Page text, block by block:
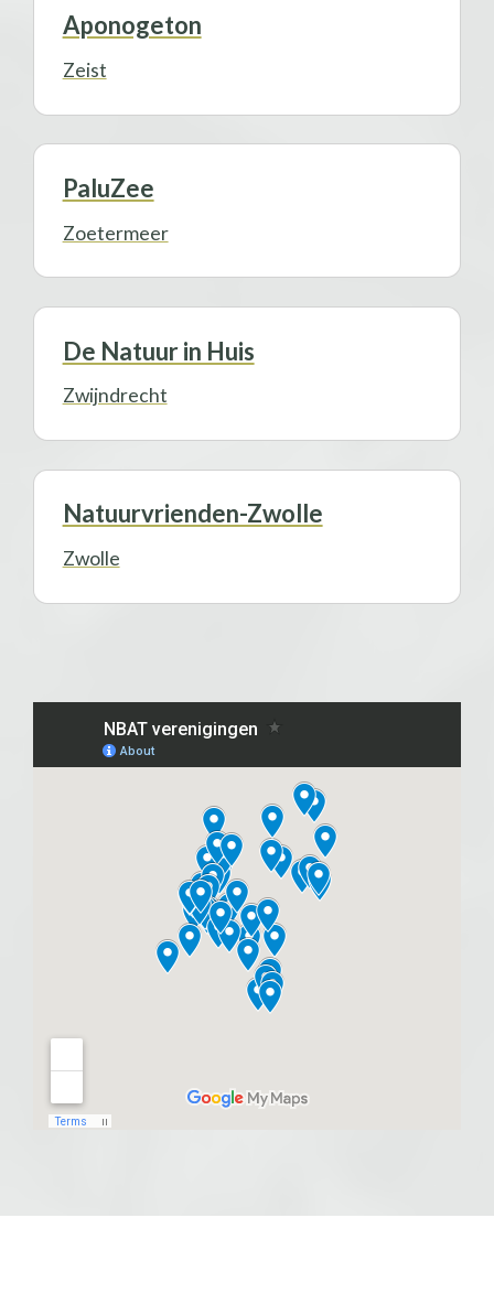
Aponogeton
Zeist
PaluZee
Zoetermeer
De Natuur in Huis
Zwijndrecht
Natuurvrienden-Zwolle
Zwolle